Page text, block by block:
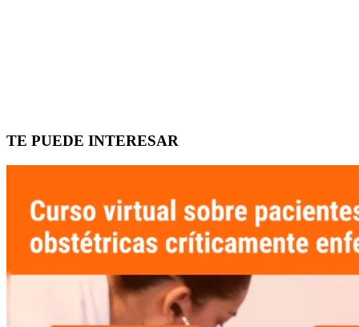
TE PUEDE INTERESAR